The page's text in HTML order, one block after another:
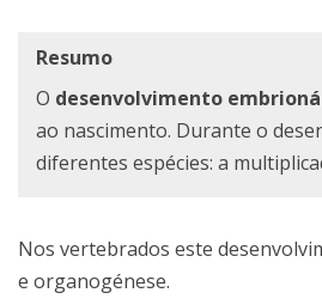
Resumo
O desenvolvimento
ao nascimento. Durante o
diferentes espécies: a
Nos vertebrados este
e organogénese.